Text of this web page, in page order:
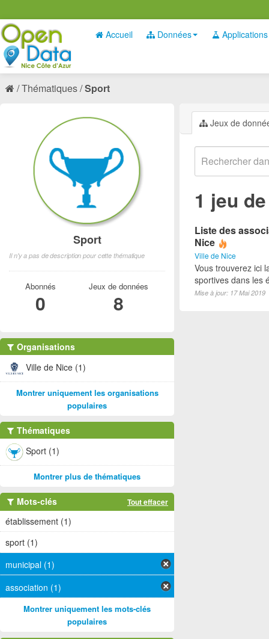
Accueil Données Applications
Thématiques Sport
Jeux de
1 jeu
Liste des
Nice
Ville de Nice
Vous trouverez ici
sportives dans les
Mise à jour: 17 Mai 2019
Sport
Il n'y a pas de description pour cette thématique
Abonnés
0
Jeux de données
8
Organisations
Ville de Nice (1)
Montrer uniquement les organisations
populaires
Thématiques
Sport (1)
Montrer plus de thématiques
Mots-clés Tout effacer
établissement (1)
sport (1)
municipal (1)
association (1)
Montrer uniquement les mots-clés
populaires